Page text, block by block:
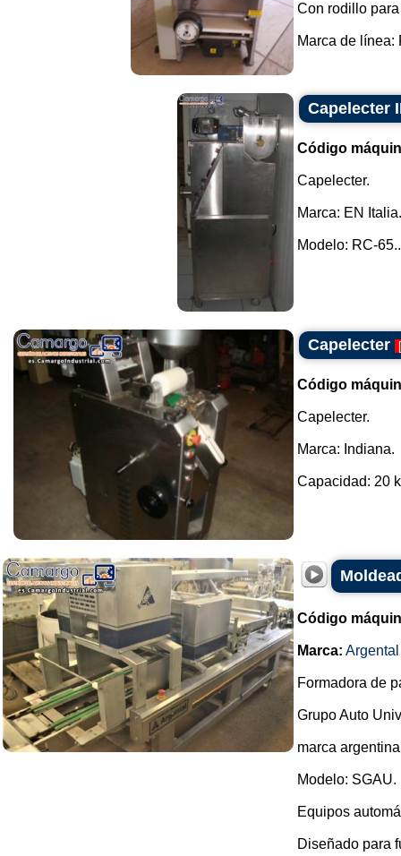
Con rodillo
Marca de línea:
Capelecter
Código
Capelecter.
Marca: EN Italia.
Modelo: RC-
Capelecter [
Código
Capelecter.
Marca: Indiana.
Capacidad: 20
Código
Marca: Argental
Formadora de
Grupo Auto
marca
Modelo: SGAU.
Equipos
Diseñado para